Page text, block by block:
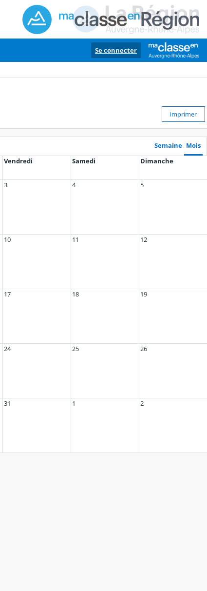
Se connecter
Imprimer
Semaine Mois
Vendredi Samedi Dimanche
3 4 5
10 11 12
17 18 19
24 25 26
31 1 2